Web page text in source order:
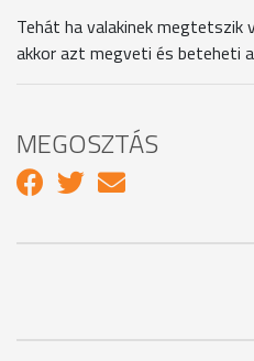
Tehát ha valakinek megtetszik
akkor azt megveti és beteheti
MEGOSZTÁS